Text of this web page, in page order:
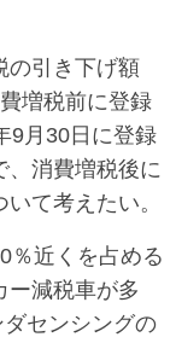
の引き下げ額
増税前に登録
9月30日に登録
、消費増税後に
て考えたい。
％近くを占める
ー減税車が多
センシングの